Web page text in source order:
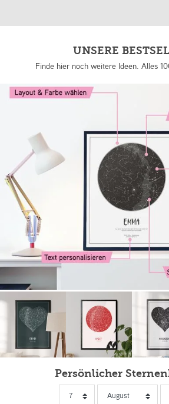
UNSERE
Finde hier noch weitere Ideen. Alles
Persönlicher